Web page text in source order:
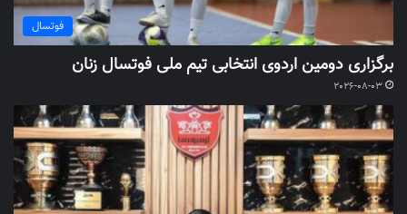
فوتسال
برگزاری دومین اردوی انتخابی تیم ملی فوتسال زنان
2026-08-03